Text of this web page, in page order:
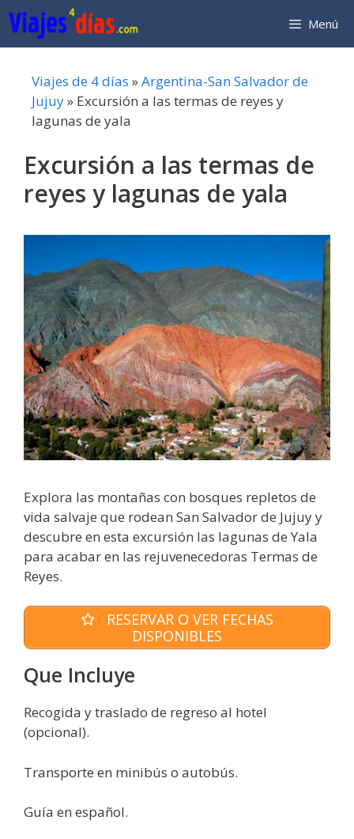
Saltar
al
contenido
Menú
Viajes de 4 días »Argentina-San Salvador de
Jujuy» Excursión a las termas de reyes y
lagunas de yala
Excursión a las termas de
reyes y lagunas de yala
Explora las montañas con bosques repletos de
vida salvaje que rodean San Salvador de Jujuy y
descubre en esta excursión las lagunas de Yala
para acabar en las rejuvenecedoras Termas de
Reyes.
RESERVAR O VER FECHAS
DISPONIBLES
Que Incluye
Recogida y traslado de regreso al hotel
(opcional).
Transporte en minibús o autobús.
Guía en español.